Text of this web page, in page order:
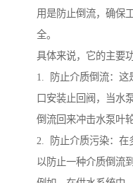
用是防止倒流，确保
全。
具体来说，它的主要
1. 防止介质倒流：这
口安装止回阀，当水
倒流回来冲击水泵叶
2. 防止介质污染：在
以防止一种介质倒流